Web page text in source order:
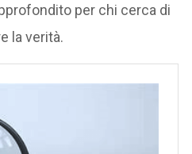
per chi cerca di
la verità.